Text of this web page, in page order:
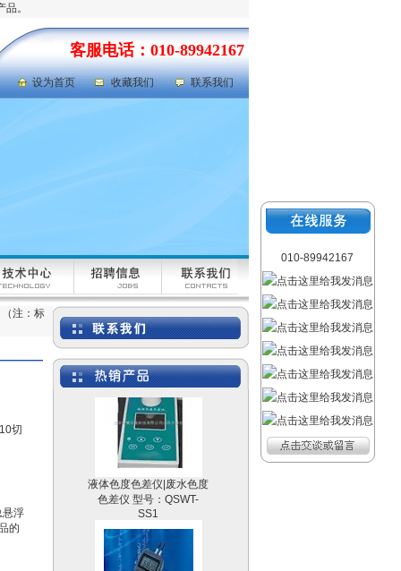
。
客服电话：010-89942167
设为首页 收藏我们 联系我们
注：标
切
悬浮
的
氯气检测仪|氯气泄漏浓度
检测仪 型号：FABJ-50
液体色度色差仪|废水色度
色差仪 型号：QSWT-
SS1
010-89942167